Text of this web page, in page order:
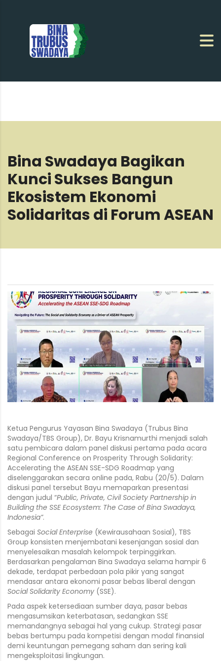
Bina Swadaya Bagikan
Kunci Sukses Bangun
Ekosistem Ekonomi
Solidaritas di Forum ASEAN
Ketua Pengurus Yayasan Bina Swadaya (Trubus Bina
Swadaya/TBS Group), Dr. Bayu Krisnamurthi menjadi salah
satu pembicara dalam panel diskusi pertama pada acara
Regional Conference on Prosperity Through Solidarity:
Accelerating the ASEAN SSE-SDG Roadmap yang
diselenggarakan secara online pada, Rabu (20/5). Dalam
diskusi panel tersebut Bayu memaparkan presentasi
dengan judul “Public, Private, Civil Society Partnership in
Building the SSE Ecosystem: The Case of Bina Swadaya,
Indonesia”.
Sebagai Social Enterprise (Kewirausahaan Sosial), TBS
Group konsisten menjembatani kesenjangan sosial dan
menyelesaikan masalah kelompok terpinggirkan.
Berdasarkan pengalaman Bina Swadaya selama hampir 6
dekade, terdapat perbedaan pola pikir yang sangat
mendasar antara ekonomi pasar bebas liberal dengan
Social Solidarity Economy (SSE).
Pada aspek ketersediaan sumber daya, pasar bebas
mengasumsikan keterbatasan, sedangkan SSE
memandangnya sebagai hal yang cukup. Strategi pasar
bebas bertumpu pada kompetisi dengan modal finansial
demi keuntungan pemegang saham dan sering kali
mengeksploitasi lingkungan.